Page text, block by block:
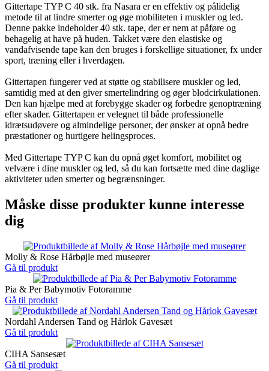
Gittertape TYP C 40 stk. fra Nasara er en effektiv og pålidelig
metode til at lindre smerter og øge mobiliteten i muskler og led.
Denne pakke indeholder 40 stk. tape, der er nem at påføre og
behagelig at have på huden. Takket være den elastiske og
vandafvisende tape kan den bruges i forskellige situationer, fx under
sport, træning eller i hverdagen.
Gittertapen fungerer ved at støtte og stabilisere muskler og led,
samtidig med at den giver smertelindring og øger blodcirkulationen.
Den kan hjælpe med at forebygge skader og forbedre genoptræning
efter skader. Gittertapen er velegnet til både professionelle
idrætsudøvere og almindelige personer, der ønsker at opnå bedre
præstationer og hurtigere helingsproces.
Med Gittertape TYP C kan du opnå øget komfort, mobilitet og
velvære i dine muskler og led, så du kan fortsætte med dine daglige
aktiviteter uden smerter og begrænsninger.
Måske disse produkter kunne interesse
dig
Molly & Rose Hårbøjle med museører
Gå til produkt
Pia & Per Babymotiv Fotoramme
Gå til produkt
Nordahl Andersen Tand og Hårlok Gavesæt
Gå til produkt
CIHA Sansesæt
Gå til produkt